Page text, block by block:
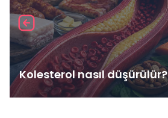
Kolesterol nasıl düşürülür?